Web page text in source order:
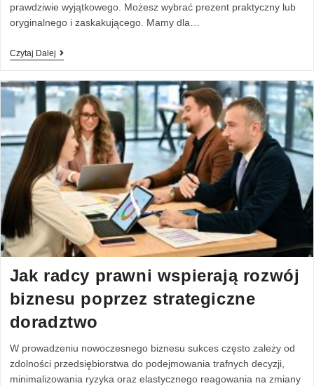
prawdziwie wyjątkowego. Możesz wybrać prezent praktyczny lub
oryginalnego i zaskakującego. Mamy dla…
Czytaj Dalej
Jak radcy prawni wspierają rozwój
biznesu poprzez strategiczne
doradztwo
W prowadzeniu nowoczesnego biznesu sukces często zależy od
zdolności przedsiębiorstwa do podejmowania trafnych decyzji,
minimalizowania ryzyka oraz elastycznego reagowania na zmiany